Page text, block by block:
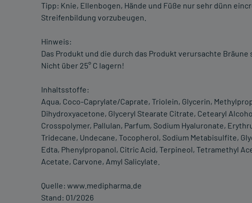
Tipp: Knie, Ellenbogen, Hände und Füße nur sehr dünn
Streifenbildung vorzubeugen.
Hinweis:
Das Produkt und die durch das Produkt verursachte Bräune
Nicht über 25° C lagern!
Inhaltsstoffe:
Aqua, Coco-Caprylate/Caprate, Triolein, Glycerin,
Dihydroxyacetone, Glyceryl Stearate Citrate, Cetearyl
Crosspolymer, Pallulan, Parfum, Sodium Hyaluronate,
Tridecane, Undecane, Tocopherol, Sodium Metabisulfite,
Edta, Phenylpropanol, Citric Acid, Terpineol, Tetramethyl
Acetate, Carvone, Amyl Salicylate.
Quelle: www.medipharma.de
Stand: 01/2026